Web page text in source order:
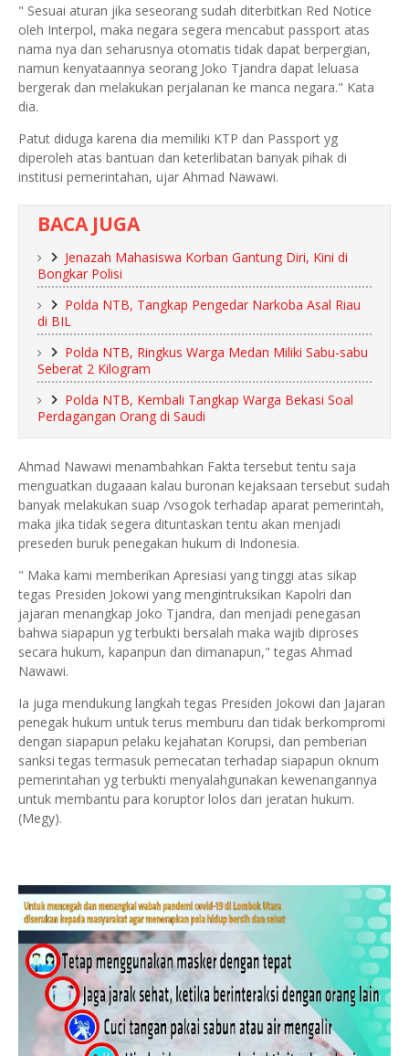
" Sesuai aturan jika seseorang sudah diterbitkan Red Notice
oleh Interpol, maka negara segera mencabut passport atas
nama nya dan seharusnya otomatis tidak dapat berpergian,
namun kenyataannya seorang Joko Tjandra dapat leluasa
bergerak dan melakukan perjalanan ke manca negara." Kata
dia.
Patut diduga karena dia memiliki KTP dan Passport yg
diperoleh atas bantuan dan keterlibatan banyak pihak di
institusi pemerintahan, ujar Ahmad Nawawi.
BACA JUGA
Jenazah Mahasiswa Korban Gantung Diri, Kini di
Bongkar Polisi
Polda NTB, Tangkap Pengedar Narkoba Asal Riau
di BIL
Polda NTB, Ringkus Warga Medan Miliki Sabu-sabu
Seberat 2 Kilogram
Polda NTB, Kembali Tangkap Warga Bekasi Soal
Perdagangan Orang di Saudi
Ahmad Nawawi menambahkan Fakta tersebut tentu saja
menguatkan dugaaan kalau buronan kejaksaan tersebut sudah
banyak melakukan suap /vsogok terhadap aparat pemerintah,
maka jika tidak segera dituntaskan tentu akan menjadi
preseden buruk penegakan hukum di Indonesia.
" Maka kami memberikan Apresiasi yang tinggi atas sikap
tegas Presiden Jokowi yang mengintruksikan Kapolri dan
jajaran menangkap Joko Tjandra, dan menjadi penegasan
bahwa siapapun yg terbukti bersalah maka wajib diproses
secara hukum, kapanpun dan dimanapun," tegas Ahmad
Nawawi.
Ia juga mendukung langkah tegas Presiden Jokowi dan Jajaran
penegak hukum untuk terus memburu dan tidak berkompromi
dengan siapapun pelaku kejahatan Korupsi, dan pemberian
sanksi tegas termasuk pemecatan terhadap siapapun oknum
pemerintahan yg terbukti menyalahgunakan kewenangannya
untuk membantu para koruptor lolos dari jeratan hukum.
(Megy).